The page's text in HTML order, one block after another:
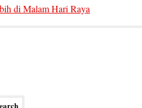
di Malam Hari Raya